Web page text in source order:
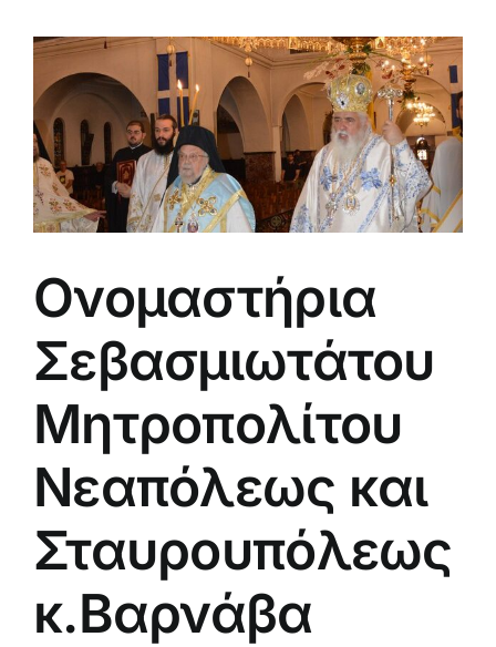
Ονομαστήρια
Σεβασμιωτάτου
Μητροπολίτου
Νεαπόλεως και
Σταυρουπόλεως
κ.Βαρνάβα